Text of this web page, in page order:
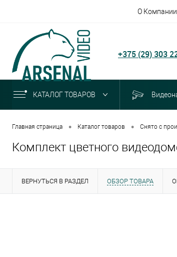
О Компании
+375 (29) 303
КАТАЛОГ ТОВАРОВ
Главная страница • Каталог товаров • Снято с
Комплект цветного
ВЕРНУТЬСЯ В РАЗДЕЛ ОБЗОР ТОВАРА